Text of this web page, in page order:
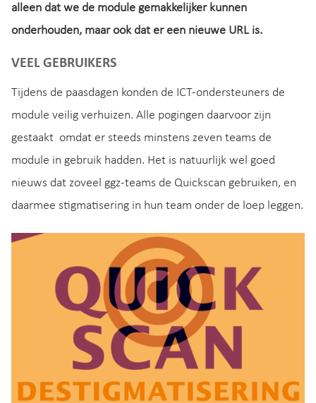
alleen dat we de module gemakkelijker kunnen
onderhouden, maar ook dat er een nieuwe URL is.
VEEL GEBRUIKERS
Tijdens de paasdagen konden de ICT-ondersteuners de
module veilig verhuizen. Alle pogingen daarvoor zijn
gestaakt omdat er steeds minstens zeven teams de
module in gebruik hadden. Het is natuurlijk wel goed
nieuws dat zoveel ggz-teams de Quickscan gebruiken, en
daarmee stigmatisering in hun team onder de loep leggen.